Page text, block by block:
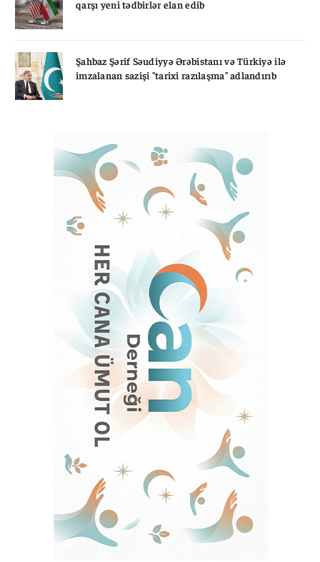
qarşı yeni tədbirlər elan edib
Şahbaz Şərif Səudiyyə Ərəbistanı və Türkiyə ilə
imzalanan sazişi "tarixi razılaşma" adlandırıb